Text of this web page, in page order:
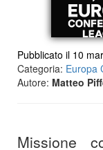
Pubblicato il 10
Categoria: Europa
Autore: Matteo
Missione